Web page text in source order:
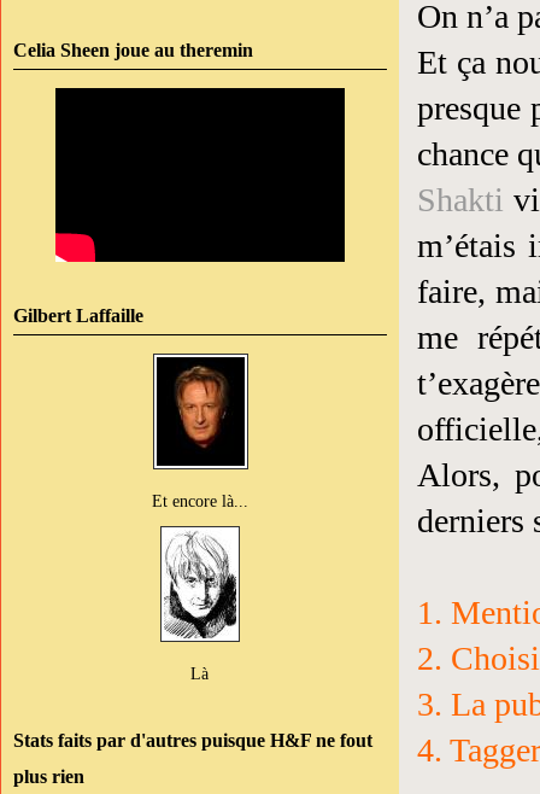
Celia Sheen joue au theremin
Gilbert Laffaille
Et encore là...
Là
Stats faits par d'autres puisque H&F ne fout
plus rien
On n’a
Et ça
presque
chance
Shakti
m’étais
faire,
me
Alors,
derniers
1.
2.
3. La
4.